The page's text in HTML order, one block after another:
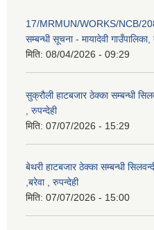
17/MRMUN/WORKS/NCB/
सम्बन्धी सूचना - मायादेवी
मिति: 08/04/2026 - 09:29
सुक्रौली हाटबजार ठेक्का सम्बन्धी
, रुपन्देही
मिति: 07/07/2026 - 15:29
बेथरी हाटबजार ठेक्का सम्बन्धी
,बरेवा , रुपन्देही
मिति: 07/07/2026 - 15:00